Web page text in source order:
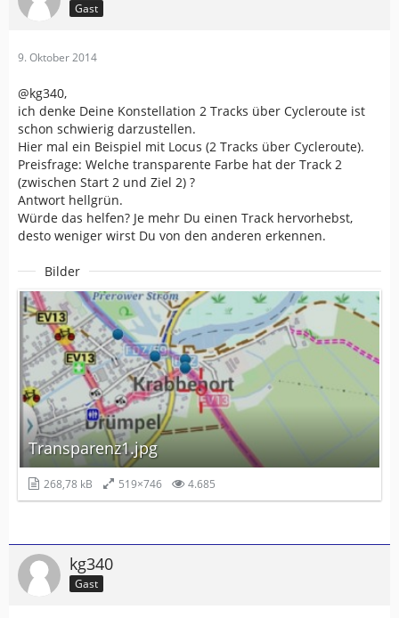
Gast
9. Oktober 2014
@kg340,
ich denke Deine Konstellation 2 Tracks über Cycleroute ist
schon schwierig darzustellen.
Hier mal ein Beispiel mit Locus (2 Tracks über Cycleroute).
Preisfrage: Welche transparente Farbe hat der Track 2
(zwischen Start 2 und Ziel 2) ?
Antwort hellgrün.
Würde das helfen? Je mehr Du einen Track hervorhebst,
desto weniger wirst Du von den anderen erkennen.
Bilder
Transparenz1.jpg
268,78 kB 519×746 4.685
kg340
Gast